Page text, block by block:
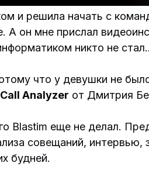
и решила начать с
А он мне прислал
никто не
что у девушки не
Analyzer от Дмитрия
Blastim еще не делал.
совещаний, интервью,
будней.